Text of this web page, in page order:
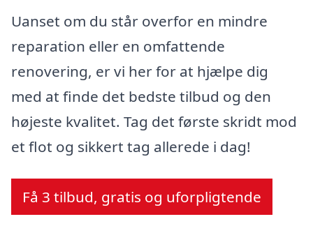
Uanset om du står overfor en mindre
reparation eller en omfattende
renovering, er vi her for at hjælpe dig
med at finde det bedste tilbud og den
højeste kvalitet. Tag det første skridt mod
et flot og sikkert tag allerede i dag!
Få 3 tilbud, gratis og uforpligtende